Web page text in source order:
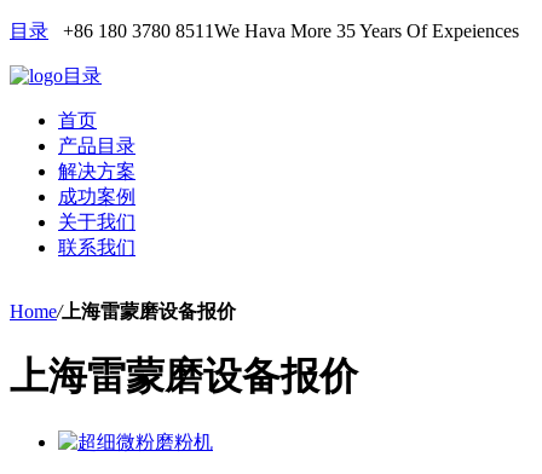
目录 +86 180 3780 8511We Hava More 35 Years Of Expeiences
目录
首页
产品目录
解决方案
成功案例
关于我们
联系我们
Home/上海雷蒙磨设备报价
上海雷蒙磨设备报价